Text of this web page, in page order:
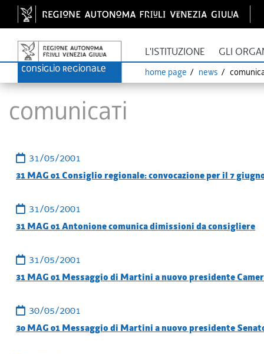
L'ISTITUZIONE GLI
home page news
Comunicati
31/05/2001
31 MAG 01 Consiglio regionale: convocazione per il 7
31/05/2001
31 MAG 01 Antonione comunica dimissioni da consigliere
31/05/2001
31 MAG 01 Messaggio di Martini a nuovo presidente
30/05/2001
30 MAG 01 Messaggio di Martini a nuovo presidente